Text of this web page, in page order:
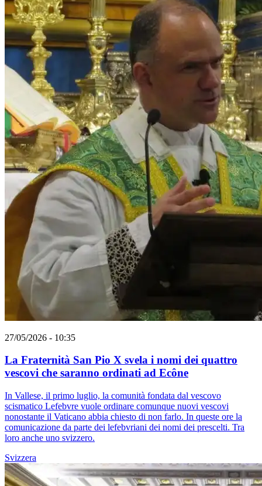
27/05/2026 - 10:35
La Fraternità San Pio X svela i nomi dei quattro
vescovi che saranno ordinati ad Ecône
In Vallese, il primo luglio, la comunità fondata dal vescovo
scismatico Lefebvre vuole ordinare comunque nuovi vescovi
nonostante il Vaticano abbia chiesto di non farlo. In queste ore la
comunicazione da parte dei lefebvriani dei nomi dei prescelti. Tra
loro anche uno svizzero.
Svizzera